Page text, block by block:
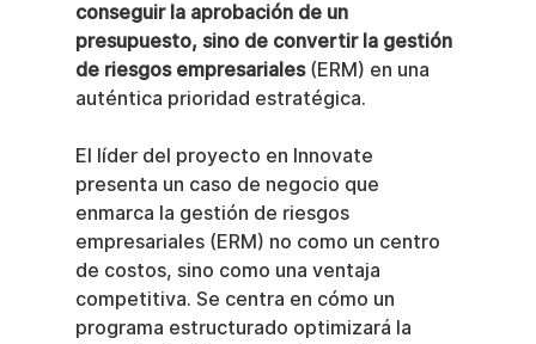
conseguir la aprobación de un
presupuesto, sino de convertir la gestión
de riesgos empresariales (ERM) en una
auténtica prioridad estratégica.
El líder del proyecto en Innovate
presenta un caso de negocio que
enmarca la gestión de riesgos
empresariales (ERM) no como un centro
de costos, sino como una ventaja
competitiva. Se centra en cómo un
programa estructurado optimizará la